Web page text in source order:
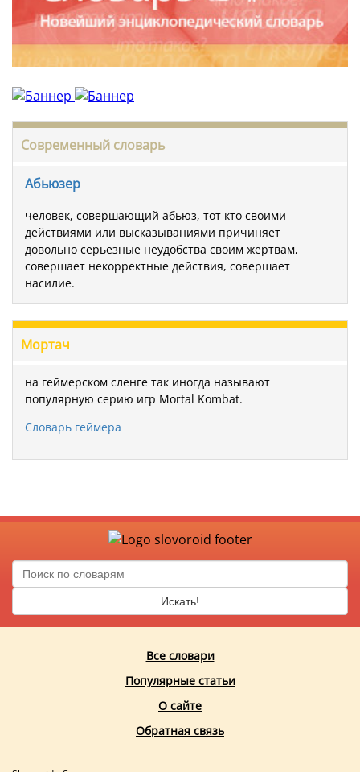
Современный словарь
Абьюзер
человек, совершающий абьюз, тот кто своими
действиями или высказываниями причиняет
довольно серьезные неудобства своим жертвам,
совершает некорректные действия, совершает
насилие.
Мортач
на геймерском сленге так иногда называют
популярную серию игр Mortal Kombat.
Словарь геймера
Искать!
Все словари
Популярные статьи
О сайте
Обратная связь